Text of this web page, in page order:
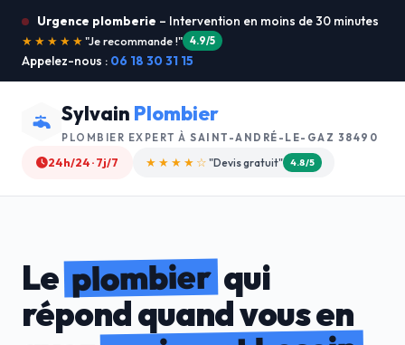
Urgence plomberie – Intervention en moins de 30 minutes
★★★★★"Service ultra rapide !" 5.0/5
Appelez-nous : 06 18 30 31 15
Sylvain Plombier
PLOMBIER EXPERT À SAINT-ANDRÉ-LE-GAZ 38490
24h/24 · 7j/7 ★★★★☆ "Devis gratuit" 4.8/5
Leplombierqui
répond quand vous en